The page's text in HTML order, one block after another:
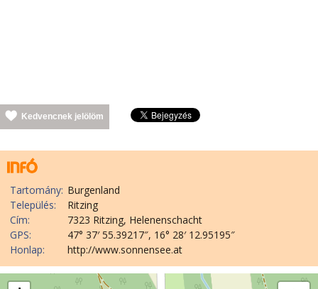
Kedvencnek jelölöm
Tartomány: Burgenland
Település:
Ritzing
Cím:
7323 Ritzing, Helenenschacht
GPS:
47° 37′ 55.39217″, 16° 28′ 12.95195″
Honlap:
http://www.sonnensee.at